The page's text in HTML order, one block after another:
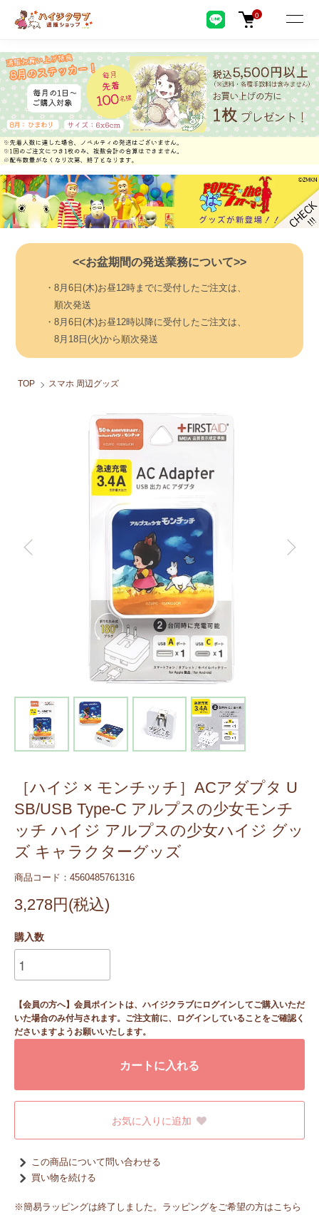
0
<<お盆期間の発送業務について>>
・8月6日(木)お昼12時までに受付したご注文は、
順次発送
・8月6日(木)お昼12時以降に受付したご注文は、
8月18日(火)から順次発送
TOP スマホ 周辺グッズ
［ハイジ × モンチッチ］ACアダプタ U
SB/USB Type-C アルプスの少女モンチ
ッチ ハイジ アルプスの少女ハイジ グッ
ズ キャラクターグッズ
商品コード：4560485761316
3,278円(税込)
購入数
【会員の方へ】会員ポイントは、ハイジクラブにログインしてご購入いただ
いた場合のみ付与されます。ご注文前に、ログインしていることをご確認く
ださいますようお願いいたします。
カートに入れる
お気に入りに追加
この商品について問い合わせる
買い物を続ける
※簡易ラッピングは終了しました。ラッピングをご希望の方はこちら